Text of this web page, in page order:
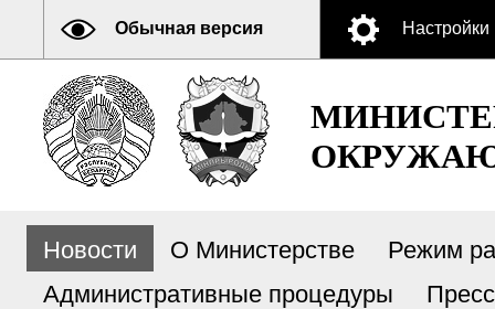
Обычная версия Настройки
Новости О Министерстве
Режим
Административные процедуры